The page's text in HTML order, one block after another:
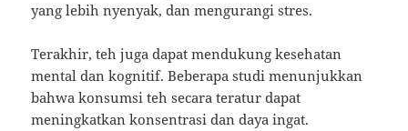
yang lebih nyenyak, dan mengurangi stres.
Terakhir, teh juga dapat mendukung kesehatan
mental dan kognitif. Beberapa studi menunjukkan
bahwa konsumsi teh secara teratur dapat
meningkatkan konsentrasi dan daya ingat.